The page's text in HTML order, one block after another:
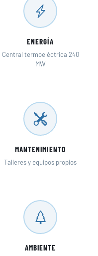
ENERGÍA
Central termoeléctrica 240
MW
MANTENIMIENTO
Talleres y equipos propios
AMBIENTE